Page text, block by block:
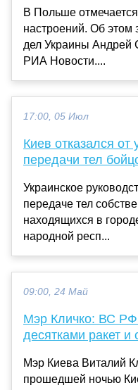
В Польше
настроений. Об этом
дел Украины Андрей
РИА Новости....
17:00, 05 Июл
Киев отказался от
передачи тел
Украинское
передаче тел
находящихся в
народной респ...
09:00, 24 Май
Мэр Кличко: ВС РФ
десятками ракет
Мэр Киева Виталий
прошедшей ночью